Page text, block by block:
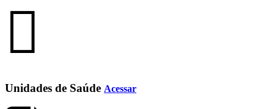
Unidades de Saúde Acessar